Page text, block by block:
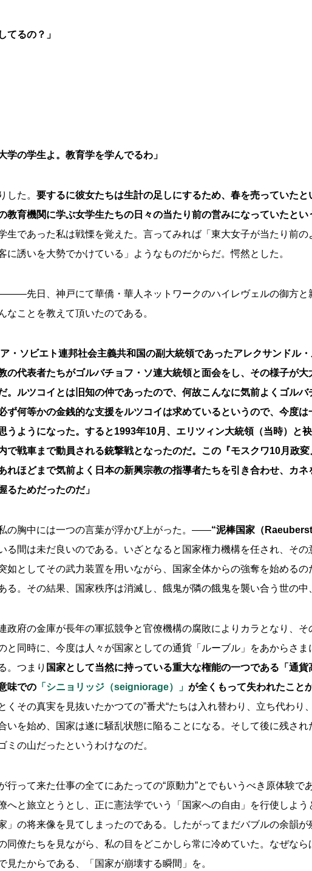
てるの？」
学の学生よ。教育学を学んでるわ」
した。 要するに彼女たちは生計の足しにするため、春を売っていた
教育機関に学ぶ女学生たちの日々の当たり前の営みになっていたとい
生であった私は戦慄を覚えた。言ってみれば「東大女子が当たり前
に誘いを大勢でかけている」ようなものだからだ。愕然とした。
先日、神戸にて華僑・華人ネットワークのハイレヴェルの御方と
なことを教えて頂いたのである。
・ソビエト連邦社会主義共和国の副大統領であったアレクサンドル
の代表者たちがゴルバチョフ・ソ連大統領と面会をし、その様子が
。ルツコイとは旧知の仲であったので、何故こんなに気前よくゴル
ず何等かの金銭的な支援をルツコイは求めているというので、今度
うようになった。すると1993年10月、エリツィン大統領（当時）と
で戦車まで動員される銃撃戦となったのだ。この『モスクワ10月政
れほどまで気前よく日本の新興宗教の指導者たちを引き合わせ、カ
るためだったのだ」
の胸中には一つの言葉が浮かび上がった。――“泥棒国家（
る間は未だ良いのである。いざとなると国家権力機構を任され、そ
如としてその武力装置を用いながら、国家全体からの強奪を始める
る。その結果、国家秩序は消滅し、餓鬼が隣の餓鬼を襲い合う世の中
政府の金庫が長年の軍拡競争と官僚機構の腐敗によりカラとなり、
と同時に、今度は人々が国家としての通貨「ルーブル」をあからさ
。つまり 国家として当然に持っている重大な権能の一つである「通
味での 「シニョリッジ（seigniorage）」 が全くもって失われたこと
くその真実を見抜いたかつての”番犬“たちは入れ替わり、立ち代わり
いを始め、国家は遂に騒乱状態に陥ることになる。そして後に残さ
ミの山だったというわけなのだ。
行って来た仕事の全てにあたっての“原動力”とでもいうべき原体験で
へと旅立とうとし、正に憲法学でいう「国家への自由」を行使しよう
」の将来像を見てしまったのである。したがってまだバブルの余韻
同僚たちを見ながら、私の目をどこかしら常に冷めていた。なぜな
見たからである、「国家が崩壊する瞬間」を。